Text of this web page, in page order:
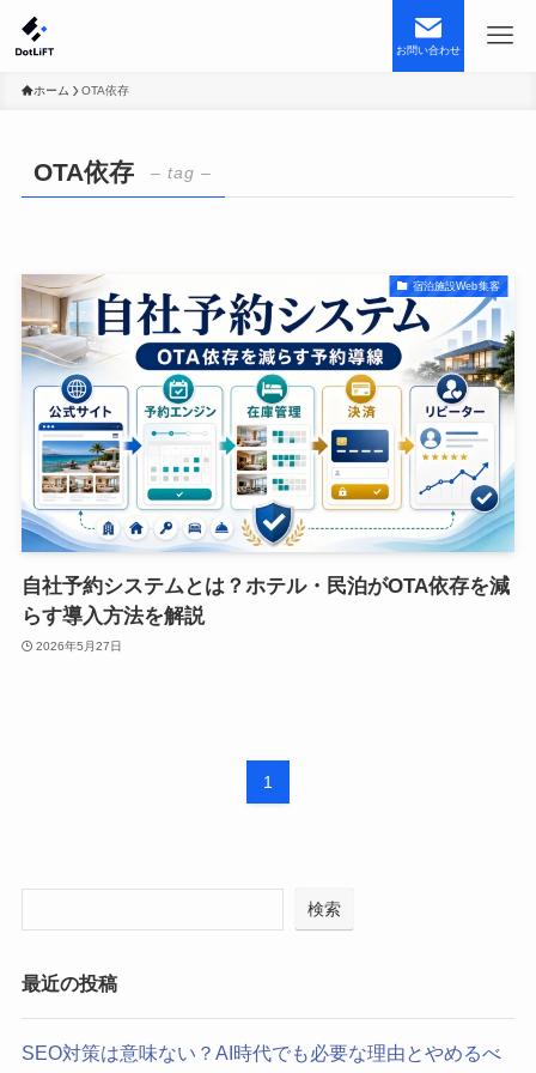
お問い合わせ
ホーム OTA依存
OTA依存 – tag –
宿泊施設Web集客
自社予約システムとは？ホテル・民泊がOTA依存を減
らす導入方法を解説
2026年5月27日
1
検索
最近の投稿
SEO対策は意味ない？AI時代でも必要な理由とやめるべ